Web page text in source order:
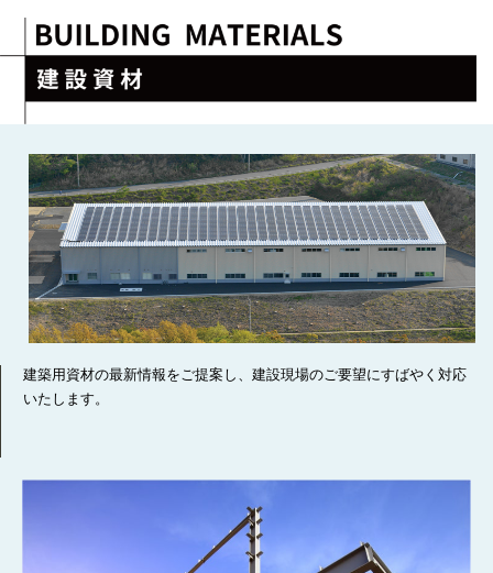
建築用資材の最新情報をご提案し、建設現場のご要望にすばやく対応
いたします。